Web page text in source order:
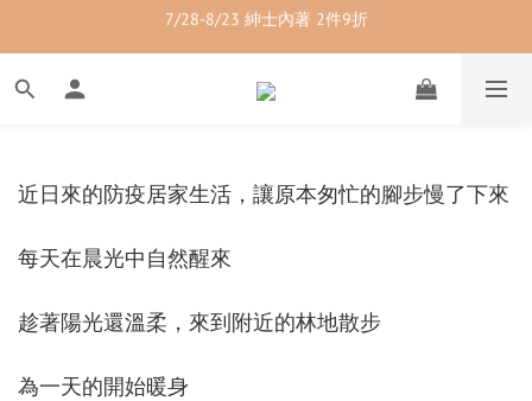
7/28-8/23 紳士內著 2件9折
7/28-8/23 男裝單品 2件9折
7/28-8/23 透氣配件 2件95折  3件88折
近日來的防疫居家生活，讓原本匆忙的腳步慢了下來
每天在晨光中自然醒來
趁著陽光還溫柔，來到附近的林地散步
為一天的開始暖身